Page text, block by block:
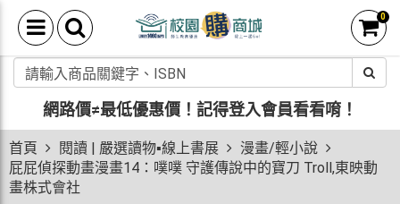
0
網路價≠最低優惠價！ 記得登入會員看看唷！
首頁 閱讀 | 嚴選讀物▪線上書展
漫畫/輕小說
屁屁偵探動畫漫畫14：噗噗 守護傳說中的寶刀 Troll,東映動
畫株式會社